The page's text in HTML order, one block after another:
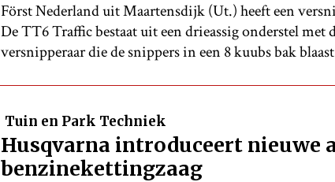
Först Nederland uit Maartensdijk (Ut.) heeft een
De TT6 Traffic bestaat uit een drieassig onderstel met
versnipperaar die de snippers in een 8 kuubs bak
Tuin en Park Techniek
Husqvarna introduceert nieuwe
benzinekettingzaag